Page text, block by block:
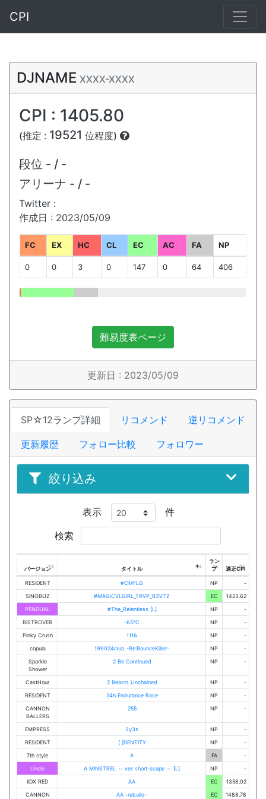
CPI
DJNAME XXXX-XXXX
CPI : 1405.80
(推定 : 19521 位程度)
段位 - / -
アリーナ - / -
Twitter :
作成日 : 2023/05/09
FC EX HC CL EC AC FA NP
0 0 3 0 147 0 64 406
難易度表ページ
更新日 : 2023/05/09
SP☆12ランプ詳細 リコメンド 逆リコメンド
更新履歴 フォロー比較 フォロワー
絞り込み
表示 件
検索
バージョン タイトル
ラン
プ
適正CPI
RESIDENT #CMFLG NP
-
SINOBUZ
#MAGiCVLGiRL_TRVP_B3VTZ EC
1423.62
PENDUAL
#The_Relentless [L] NP
-
BISTROVER
-65℃ NP
-
Pinky Crush
1116 NP
-
copula
199024club -Re:BounceKiller- NP
-
Sparkle
Shower
2 Be Continued NP -
CastHour 2 Beasts Unchained NP
-
RESIDENT
24h Endurance Race NP
-
CANNON
BALLERS
255 NP -
EMPRESS 3y3s NP
-
RESIDENT
[ ]DENTITY NP
-
7th style
A FA
-
Lincle
A MINSTREL ～ ver. short-scape ～ [L] NP
-
IIDX RED
AA EC
1358.02
CANNON
AA -rebuild- EC 1488.78